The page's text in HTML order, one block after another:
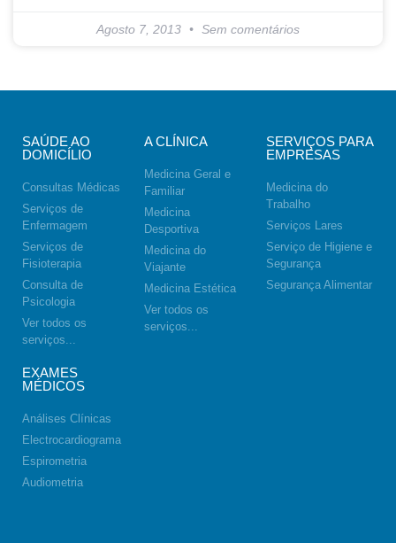
Agosto 7, 2013 Sem comentários
SAÚDE AO
DOMICÍLIO
Consultas Médicas
Serviços de
Enfermagem
Serviços de
Fisioterapia
Consulta de
Psicologia
Ver todos os
serviços...
A CLÍNICA
Medicina Geral e
Familiar
Medicina
Desportiva
Medicina do
Viajante
Medicina Estética
Ver todos os
serviços...
SERVIÇOS PARA
EMPRESAS
Medicina do
Trabalho
Serviços Lares
Serviço de Higiene e
Segurança
Segurança Alimentar
EXAMES
MÉDICOS
Análises Clínicas
Electrocardiograma
Espirometria
Audiometria